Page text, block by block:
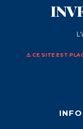
⚠️ CE SITE EST